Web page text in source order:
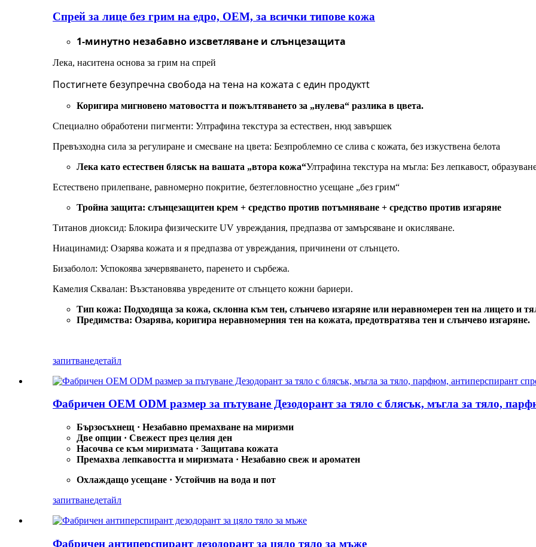
Спрей за лице без грим на едро, OEM, за всички типове кожа
1-минутно незабавно изсветляване и слънцезащита
Лека, наситена основа за грим на спрей
Постигнете безупречна свобода на тена на кожата с един продуктt
Коригира мигновено матовостта и пожълтяването за „нулева“ разлика в цвета.
Специално обработени пигменти: Ултрафина текстура за естествен, нюд завършек
Превъзходна сила за регулиране и смесване на цвета: Безпроблемно се слива с кожата, без изкуствена белота
Лека като естествен блясък на вашата „втора кожа“Ултрафина текстура на мъгла: Без лепкавост,
Естествено прилепване, равномерно покритие, безтегловностно усещане „без грим“
Тройна защита: слънцезащитен крем + средство против потъмняване + средство против изгаряне
Титанов диоксид: Блокира физическите UV увреждания, предпазва от замърсяване и окисляване.
Ниацинамид: Озарява кожата и я предпазва от увреждания, причинени от слънцето.
Бизаболол: Успокоява зачервяването, паренето и сърбежа.
Камелия Сквалан: Възстановява увредените от слънцето кожни бариери.
Тип кожа: Подходяща за кожа, склонна към тен, слънчево изгаряне или неравномерен тен на лицето и
Предимства: Озарява, коригира неравномерния тен на кожата, предотвратява тен и слънчево изгаряне.
запитванедетайл
Фабричен OEM ODM размер за пътуване Дезодорант за тяло с блясък, мъгла за тяло,
Бързосъхнещ · Незабавно премахване на миризми
Две опции · Свежест през целия ден
Насочва се към миризмата · Защитава кожата
Премахва лепкавостта и миризмата · Незабавно свеж и ароматен
Охлаждащо усещане · Устойчив на вода и пот
запитванедетайл
Фабричен антиперспирант дезодорант за цяло тяло за мъже